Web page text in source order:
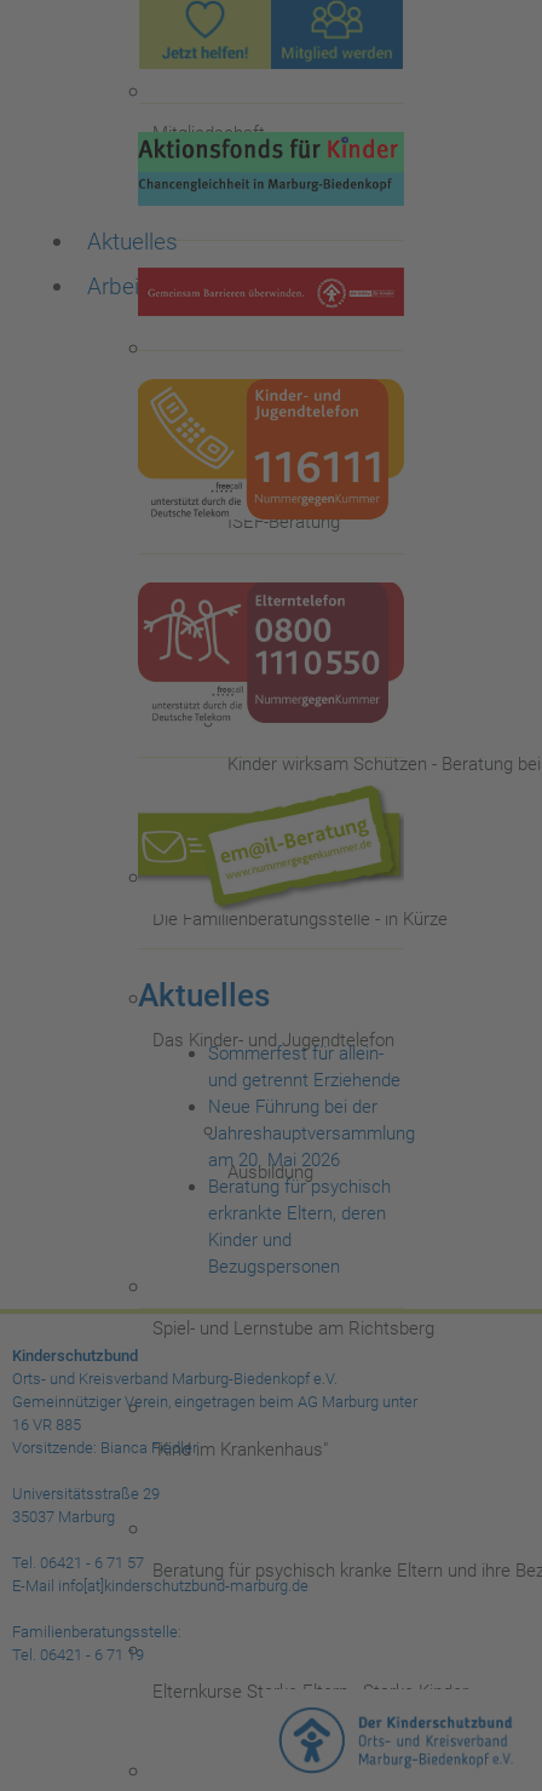
Kinderschutz Aktuell
Mitgliedschaft
Aktuelles
Arbeitsbereiche
Die Familienberatungsstelle
ISEF-Beratung
Qualitätsstandards
Kinder wirksam Schützen - Beratung
Die Familienberatungsstelle - in Kürze
Das Kinder- und Jugendtelefon
Ausbildung
Spiel- und Lernstube am Richtsberg
"Kind im Krankenhaus"
Beratung für psychisch kranke Eltern und ihre
Elternkurse Starke Eltern - Starke Kinder
Aktuelles
Sommerfest für allein-
und getrennt Erziehende
Neue Führung bei der
Jahreshauptversammlung
am 20. Mai 2026
Beratung für psychisch
erkrankte Eltern, deren
Kinder und
Bezugspersonen
Kinderschutzbund
Orts- und Kreisverband Marburg-Biedenkopf e.V.
Gemeinnütziger Verein, eingetragen beim AG Marburg unter
16 VR 885
Vorsitzende: Bianca Fiedler
Universitätsstraße 29
35037 Marburg
Tel. 06421 - 6 71 57
E-Mail info[at]kinderschutzbund-marburg.de
Familienberatungsstelle:
Tel. 06421 - 6 71 19